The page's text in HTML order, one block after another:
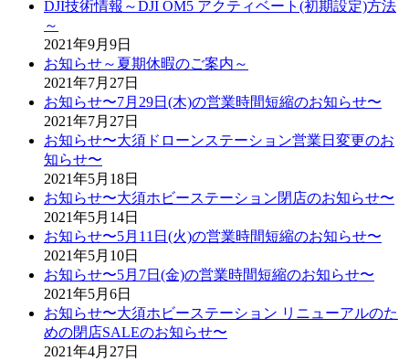
DJI技術情報～DJI OM5 アクティベート(初期設定)方法
～
2021年9月9日
お知らせ～夏期休暇のご案内～
2021年7月27日
お知らせ〜7月29日(木)の営業時間短縮のお知らせ〜
2021年7月27日
お知らせ〜大須ドローンステーション営業日変更のお
知らせ〜
2021年5月18日
お知らせ〜大須ホビーステーション閉店のお知らせ〜
2021年5月14日
お知らせ〜5月11日(火)の営業時間短縮のお知らせ〜
2021年5月10日
お知らせ〜5月7日(金)の営業時間短縮のお知らせ〜
2021年5月6日
お知らせ〜大須ホビーステーション リニューアルのた
めの閉店SALEのお知らせ〜
2021年4月27日